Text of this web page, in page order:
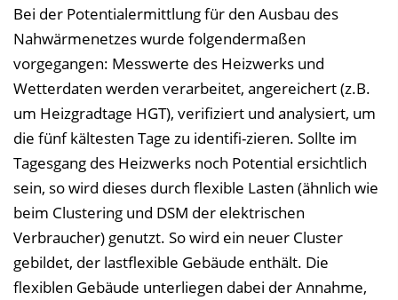
Bei der Potentialermittlung für den Ausbau des
Nahwärmenetzes wurde folgendermaßen
vorgegangen: Messwerte des Heizwerks und
Wetterdaten werden verarbeitet, angereichert (z.B.
um Heizgradtage HGT), verifiziert und analysiert, um
die fünf kältesten Tage zu identifi-zieren. Sollte im
Tagesgang des Heizwerks noch Potential ersichtlich
sein, so wird dieses durch flexible Lasten (ähnlich wie
beim Clustering und DSM der elektrischen
Verbraucher) genutzt. So wird ein neuer Cluster
gebildet, der lastflexible Gebäude enthält. Die
flexiblen Gebäude unterliegen dabei der Annahme,